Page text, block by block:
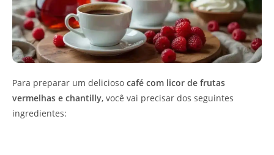
Para preparar um delicioso café com licor de frutas
vermelhas e chantilly, você vai precisar dos seguintes
ingredientes: